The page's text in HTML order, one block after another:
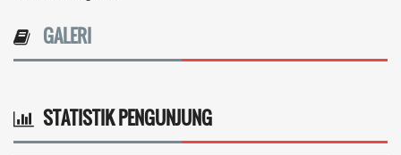
GALERI
STATISTIK PENGUNJUNG